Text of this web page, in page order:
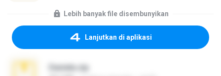
Lebih banyak file disembunyikan
Lanjutkan di aplikasi
Daniela.zip